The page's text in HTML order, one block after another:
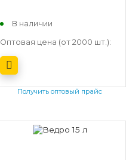
В наличии
Оптовая цена (от 2000 шт.):
Получить оптовый прайс